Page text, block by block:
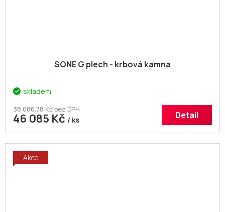
SONE G plech - krbová kamna
skladem
38 086,78 Kč bez DPH
46 085 Kč / ks Detail
Akce